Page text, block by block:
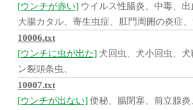
[ウンチが赤い] ウイルス性腸炎、中毒、出
大腸カタル、寄生虫症、肛門周囲の炎症
10006.txt
[ウンチに虫が出た] 犬回虫、犬小回虫、
ン裂頭条虫、
10007.txt
[ウンチが出ない] 便秘、腸閉塞、前立腺